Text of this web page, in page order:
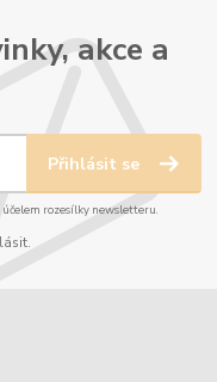
akce a
Přihlásit se
účelem rozesílky newsletteru.